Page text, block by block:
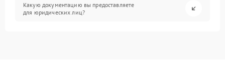
Какую документацию вы предоставляете
для юридических лиц?